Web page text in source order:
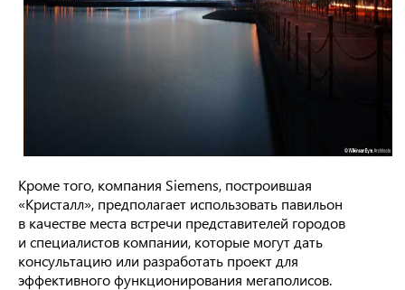
Кроме того, компания Siemens, построившая
«Кристалл», предполагает использовать павильон
в качестве места встречи представителей городов
и специалистов компании, которые могут дать
консультацию или разработать проект для
эффективного функционирования мегаполисов.